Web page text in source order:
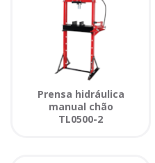
Prensa hidráulica
manual chão
TL0500-2